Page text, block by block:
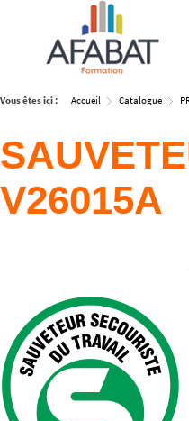
Vous êtes ici : Accueil Catalogue
V26015A